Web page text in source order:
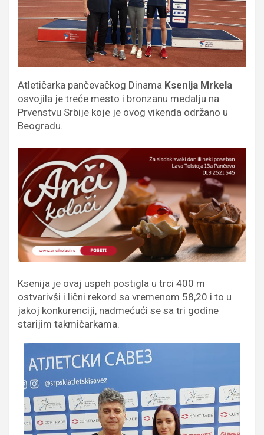
Atletičarka pančevačkog Dinama Ksenija Mrkela
osvojila je treće mesto i bronzanu medalju na
Prvenstvu Srbije koje je ovog vikenda održano u
Beogradu.
Ksenija je ovaj uspeh postigla u trci 400 m
ostvarivši i lični rekord sa vremenom 58,20 i to u
jakoj konkurenciji, nadmećući se sa tri godine
starijim takmičarkama.